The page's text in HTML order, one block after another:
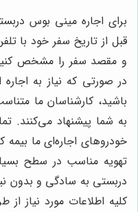
برای اجاره مینی بوس
قبل از تاریخ سفر خود با
و مقصد سفر را مشخص
در صورتی که نیاز به
باشید، کارشناسان ما
به شما پیشنهاد می‌کنند.
خودروهای اجاره‌ای ما بیمه
تهویه مناسب در سطح
دربستی به سادگی و بدون
کلیه اطلاعات مورد نیاز از